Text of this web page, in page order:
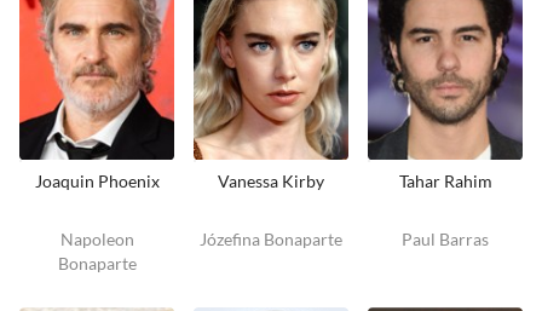
Joaquin Phoenix
Napoleon
Bonaparte
Vanessa Kirby
Józefina Bonaparte
Tahar Rahim
Paul Barras